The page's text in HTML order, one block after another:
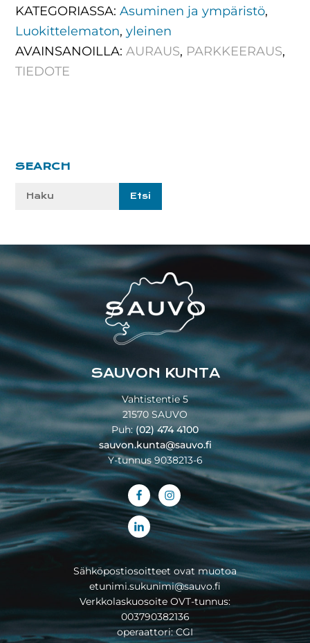
KATEGORIASSA:Asuminen ja ympäristö,
Luokittelematon,yleinen
AVAINSANOILLA:AURAUS, PARKKEERAUS,
TIEDOTE
Ensisijainen
SEARCH
Etsi
Footer
SAUVON KUNTA
Vahtistentie 5
21570 SAUVO
Puh:(02) 474 4100
sauvon.kunta@sauvo.fi
Y-tunnus 9038213-6
Sähköpostiosoitteet ovat muotoa
etunimi.sukunimi@sauvo.fi
Verkkolaskuosoite OVT-tunnus:
003790382136
operaattori: CGI